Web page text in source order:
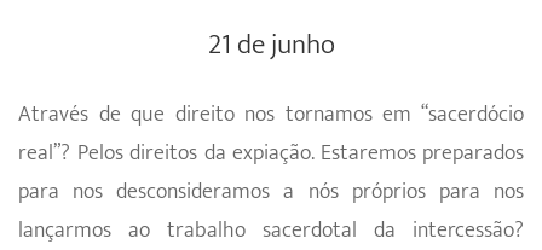
21 de junho
Através de que direito nos tornamos em “sacerdócio
real”? Pelos direitos da expiação. Estaremos preparados
para nos desconsideramos a nós próprios para nos
lançarmos ao trabalho sacerdotal da intercessão?